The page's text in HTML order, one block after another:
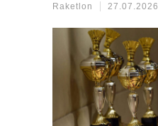
Raketlon 27.07.2026